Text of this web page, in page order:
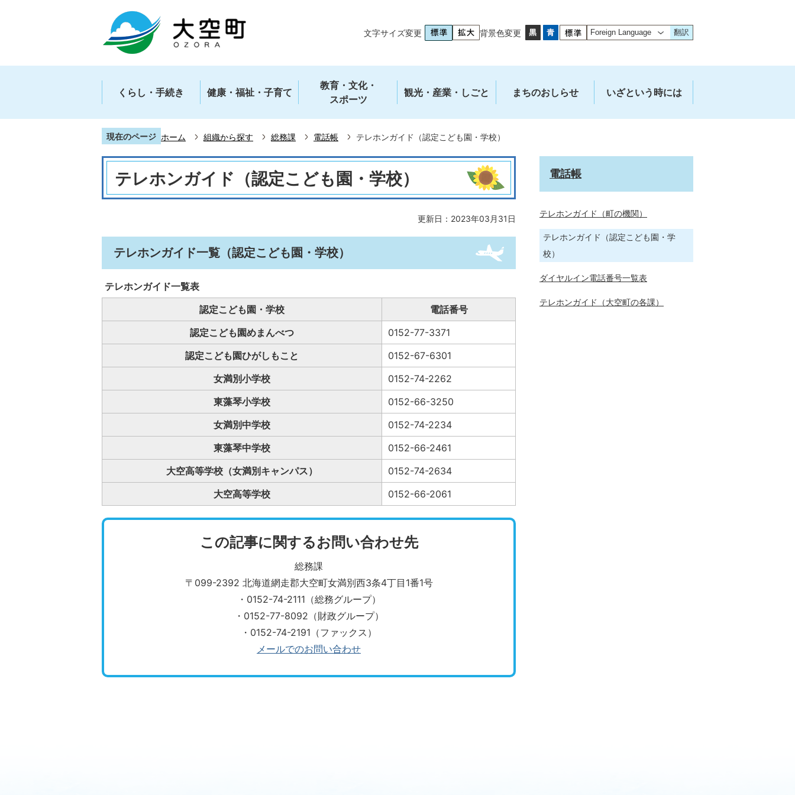
文字サイズ変更 背景色変更 翻訳
くらし・手続き 健康・福祉・子育て
教育・文化・
スポーツ
観光・産業・しごと まちのおしらせ いざという時には
現在のページ ホーム 組織から探す 総務課 電話帳 テレホンガイド（認定こども園・学校）
テレホンガイド（認定こども園・学校）
更新日：2023年03月31日
テレホンガイド一覧（認定こども園・学校）
テレホンガイド一覧表
認定こども園・学校
電話番号
認定こども園めまんべつ
0152-77-3371
認定こども園ひがしもこと
0152-67-6301
女満別小学校
0152-74-2262
東藻琴小学校
0152-66-3250
女満別中学校
0152-74-2234
東藻琴中学校
0152-66-2461
大空高等学校（女満別キャンパス）
0152-74-2634
大空高等学校
0152-66-2061
この記事に関するお問い合わせ先
総務課
〒099-2392 北海道網走郡大空町女満別西3条4丁目1番1号
・0152-74-2111（総務グループ）
・0152-77-8092（財政グループ）
・0152-74-2191（ファックス）
メールでのお問い合わせ
電話帳
テレホンガイド（町の機関）
テレホンガイド（認定こども園・学
校）
ダイヤルイン電話番号一覧表
テレホンガイド（大空町の各課）